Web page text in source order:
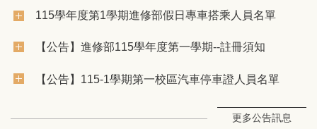
115學年度第1學期進修部假日專車搭乘人員名單
【公告】進修部115學年度第一學期--註冊須知
【公告】115-1學期第一校區汽車停車證人員名單
更多公告訊息